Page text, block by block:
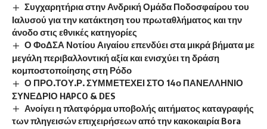
Συγχαρητήρια στην Ανδρική Ομάδα Ποδοσφαίρου του
Ιαλυσού για την κατάκτηση του πρωταθλήματος και την
άνοδο στις εθνικές κατηγορίες
Ο ΦοΔΣΑ Νοτίου Αιγαίου επενδύει στα μικρά βήματα με
μεγάλη περιβαλλοντική αξία και ενισχύει τη δράση
κομποστοποίησης στη Ρόδο
Ο ΠΡΟ.ΤΟΥ.Ρ. ΣΥΜΜΕΤΕΧΕΙ ΣΤΟ 14ο ΠΑΝΕΛΛΗΝΙΟ
ΣΥΝΕΔΡΙΟ HAPCO & DES
Ανοίγει η πλατφόρμα υποβολής αιτήματος καταγραφής
των πληγεισών επιχειρήσεων από την κακοκαιρία Bora